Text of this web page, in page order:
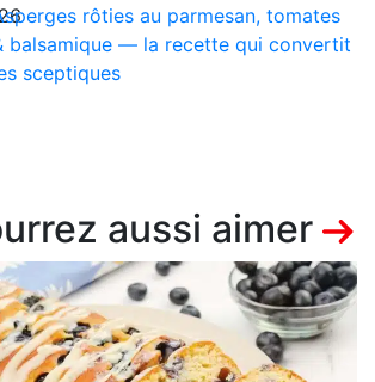
rôties au parmesan, tomates
balsamique — la recette qui convertit
sceptiques
aussi aimer